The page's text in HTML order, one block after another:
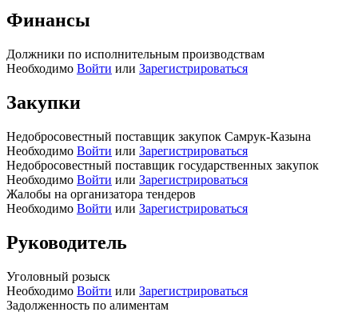
Финансы
Должники по исполнительным производствам
Необходимо Войти или Зарегистрироваться
Закупки
Недобросовестный поставщик закупок Самрук-Казына
Необходимо Войти или Зарегистрироваться
Недобросовестный поставщик государственных закупок
Необходимо Войти или Зарегистрироваться
Жалобы на организатора тендеров
Необходимо Войти или Зарегистрироваться
Руководитель
Уголовный розыск
Необходимо Войти или Зарегистрироваться
Задолженность по алиментам